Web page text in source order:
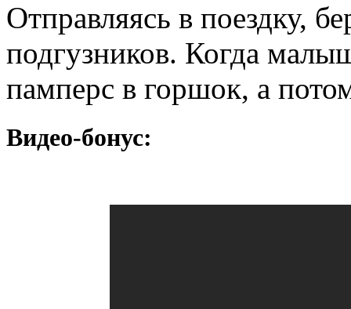
Отправляясь в поездку,
подгузников. Когда
памперс в горшок, а
Видео-бонус: